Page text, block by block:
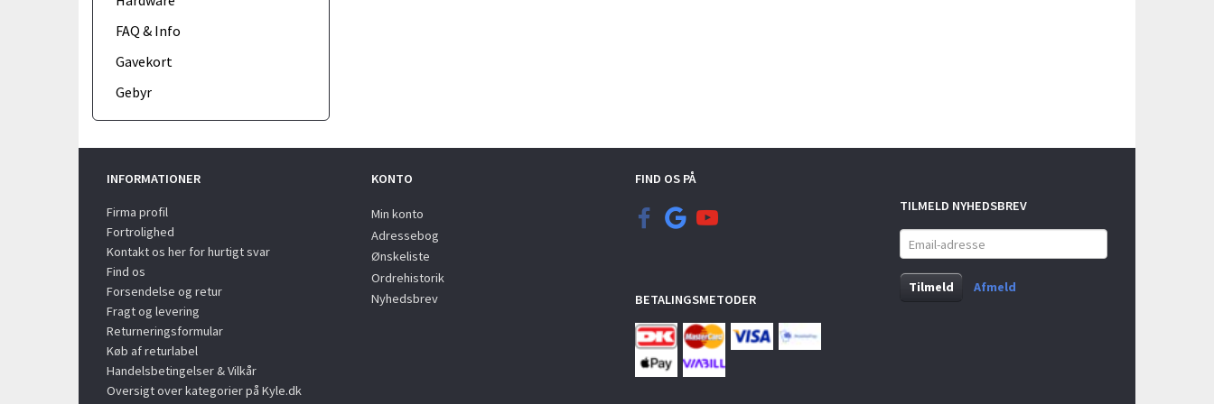
FAQ & Info
Gavekort
Gebyr
INFORMATIONER
Firma profil
Fortrolighed
Kontakt os her for hurtigt svar
Find os
Forsendelse og retur
Fragt og levering
Returneringsformular
Køb af returlabel
Handelsbetingelser & Vilkår
Oversigt over kategorier på Kyle.dk
KONTO
Min konto
Adressebog
Ønskeliste
Ordrehistorik
Nyhedsbrev
FIND OS PÅ
BETALINGSMETODER
TILMELD NYHEDSBREV
Email-
adresse
Tilmeld
Afmeld